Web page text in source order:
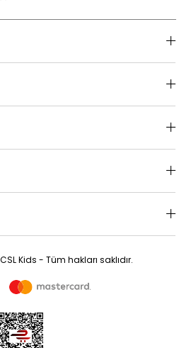
Kids - Tüm hakları saklıdır.